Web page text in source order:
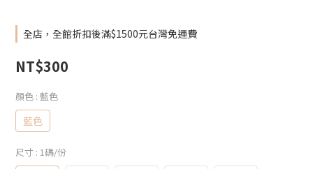
全店，全館折扣後滿$1500元台灣免運費
NT$300
顏色 : 藍色
藍色
尺寸 : 1碼/份